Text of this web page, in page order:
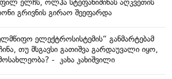
ელჩს, ოლჰა სტეფანიშინას აღკვეთის
გრივნის გირაო შეეფარდა
ელექტროსისტემის“ განმარტებამ
თუ მსგავსი გათიშვა გარდაუვალი იყო,
- კახა კახიშვილი